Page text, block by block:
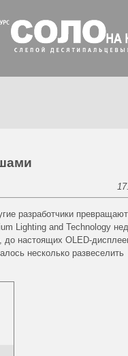
разработчики превращают
Lighting and Technology
до настоящих OLED-
несколько развеселить